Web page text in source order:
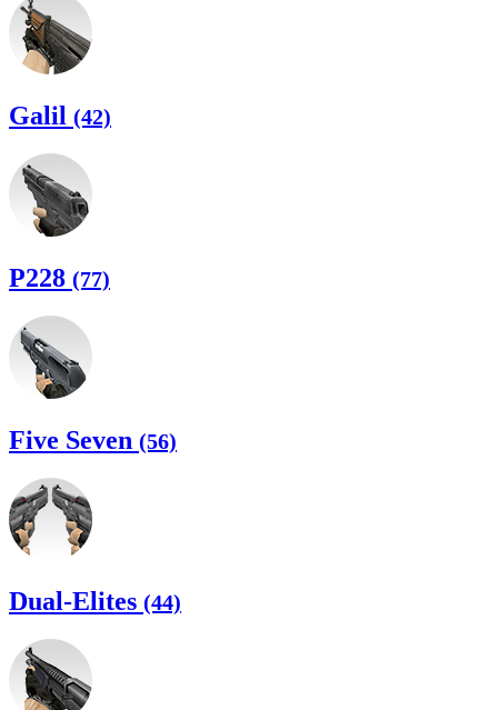
Galil (42)
P228 (77)
Five Seven (56)
Dual-Elites (44)